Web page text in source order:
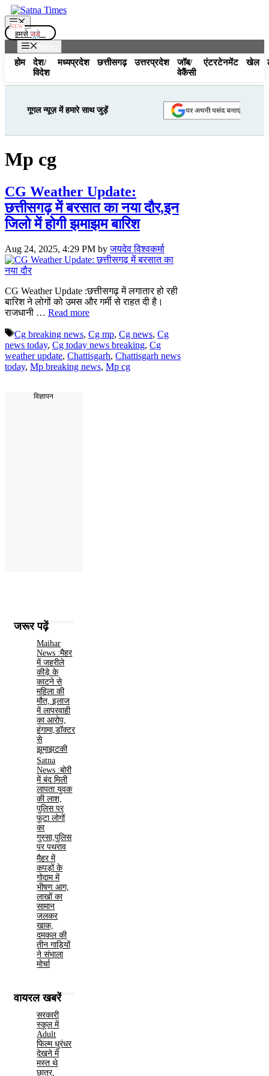
Skip
to
content
Menu
हमसे जुड़े...
होम
देश/
विदेश
मध्यप्रदेश छत्तीसगढ़ उत्तरप्रदेश
जॉब/
वेकैंसी
एंटरटेनमेंट खेल
गूगल न्यूज़ में हमारे साथ जुड़ें
Mp cg
CG Weather Update:
छत्तीसगढ़ में बरसात का नया दौर,इन
जिलो में होगी झमाझम बारिश
Aug 24, 2025, 4:29 PM byजयदेव विश्वकर्मा
CG Weather Update :छत्तीसगढ़ में लगातार हो रही
बारिश ने लोगों को उमस और गर्मी से राहत दी है।
राजधानी … Read more
Tags
Cg breaking news, Cg mp, Cg news, Cg
news today, Cg today news breaking, Cg
weather update, Chattisgarh, Chattisgarh news
today, Mp breaking news, Mp cg
विज्ञापन
जरूर पढ़ें
Maihar
News :मैहर
में जहरीले
कीड़े के
काटने से
महिला की
मौत, इलाज
में लापरवाही
का आरोप,
हंगामा,डॉक्टर
से
झूमाझटकी
Satna
News :बोरी
में बंद मिली
लापता युवक
की लाश,
पुलिस पर
फूटा लोगों
का
गुस्सा,पुलिस
पर पथराव
मैहर में
कपड़ों के
गोदाम में
भीषण आग,
लाखों का
सामान
जलकर
खाक,
दमकल की
तीन गाड़ियों
ने संभाला
मोर्चा
वायरल खबरें
सरकारी
स्कूल में
Adult
फिल्म धुरंधर
देखने में
मस्त थे
छात्र,